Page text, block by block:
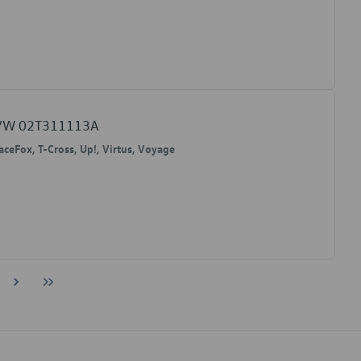
02T311113A
T-Cross, Up!, Virtus, Voyage